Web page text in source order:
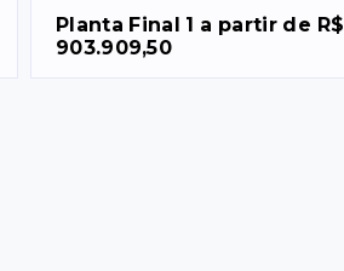
Planta Final 1 a partir de R$
903.909,50